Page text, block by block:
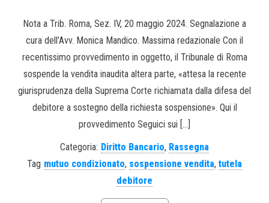
Nota a Trib. Roma, Sez. IV, 20 maggio 2024. Segnalazione a
cura dell’Avv. Monica Mandico. Massima redazionale Con il
recentissimo provvedimento in oggetto, il Tribunale di Roma
sospende la vendita inaudita altera parte, «attesa la recente
giurisprudenza della Suprema Corte richiamata dalla difesa del
debitore a sostegno della richiesta sospensione». Qui il
provvedimento Seguici sui […]
Categoria: Diritto Bancario, Rassegna
Tag mutuo condizionato, sospensione vendita, tutela
debitore